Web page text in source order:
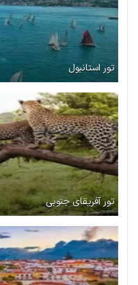
تور استانبول
تور آفریقای جنوبی